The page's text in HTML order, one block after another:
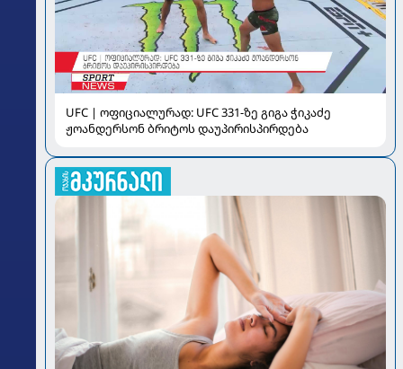
UFC | ოფიციალურად: UFC 331-ზე გიგა ჭიკაძე
ჟოანდერსონ ბრიტოს დაუპირისპირდება